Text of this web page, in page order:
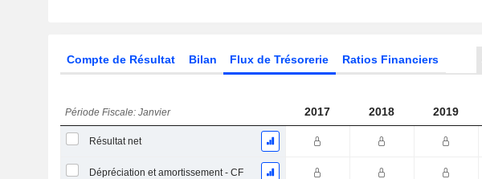
Compte de Résultat Bilan Flux de Trésorerie Ratios Financiers
Période Fiscale: Janvier 2017 2018 2019
Résultat net
Dépréciation et amortissement - CF